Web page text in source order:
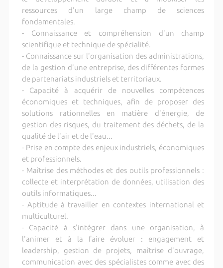
ressources d'un large champ de sciences
fondamentales.
- Connaissance et compréhension d'un champ
scientifique et technique de spécialité.
- Connaissance sur l'organisation des administrations,
de la gestion d'une entreprise, des différentes formes
de partenariats industriels et territoriaux.
- Capacité à acquérir de nouvelles compétences
économiques et techniques, afin de proposer des
solutions rationnelles en matière d'énergie, de
gestion des risques, du traitement des déchets, de la
qualité de l'air et de l'eau...
- Prise en compte des enjeux industriels, économiques
et professionnels.
- Maîtrise des méthodes et des outils professionnels :
collecte et interprétation de données, utilisation des
outils informatiques...
- Aptitude à travailler en contextes international et
multiculturel.
- Capacité à s'intégrer dans une organisation, à
l'animer et à la faire évoluer : engagement et
leadership, gestion de projets, maîtrise d'ouvrage,
communication avec des spécialistes comme avec des